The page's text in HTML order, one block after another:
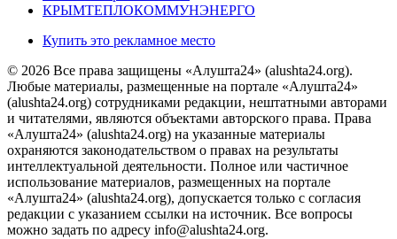
КРЫМТЕПЛОКОММУНЭНЕРГО
Купить это рекламное место
© 2026 Все права защищены «Алушта24» (alushta24.org).
Любые материалы, размещенные на портале «Алушта24»
(alushta24.org) сотрудниками редакции, нештатными авторами
и читателями, являются объектами авторского права. Права
«Алушта24» (alushta24.org) на указанные материалы
охраняются законодательством о правах на результаты
интеллектуальной деятельности. Полное или частичное
использование материалов, размещенных на портале
«Алушта24» (alushta24.org), допускается только с согласия
редакции с указанием ссылки на источник. Все вопросы
можно задать по адресу info@alushta24.org.